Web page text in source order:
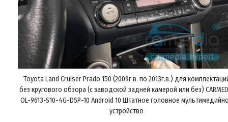
Toyota Land Cruiser Prado 150 (2009г.в. по 2013г.в.) для
без кругового обзора (с заводской задней камерой или без)
OL-9613-S10-4G-DSP-10 Android 10 Штатное головное
устройство